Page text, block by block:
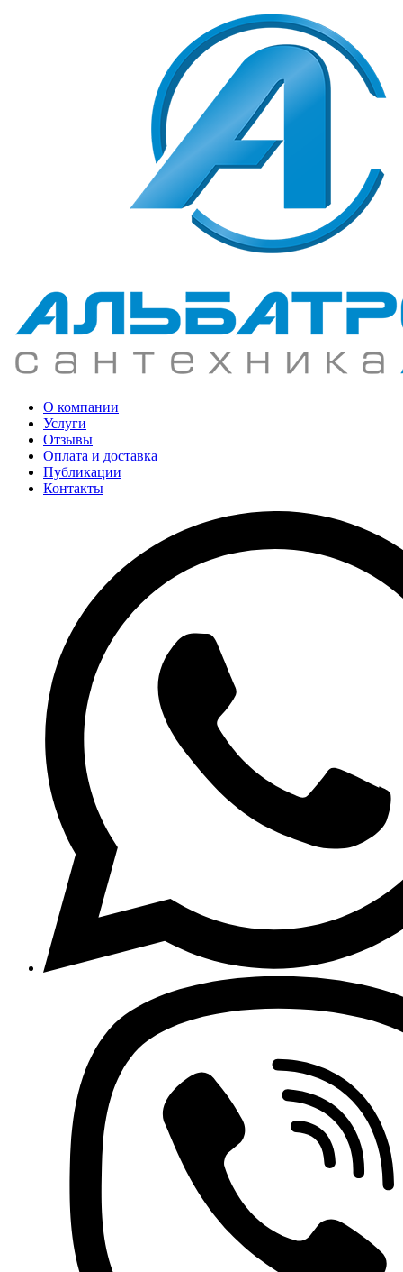
О компании
Услуги
Отзывы
Оплата и доставка
Публикации
Контакты